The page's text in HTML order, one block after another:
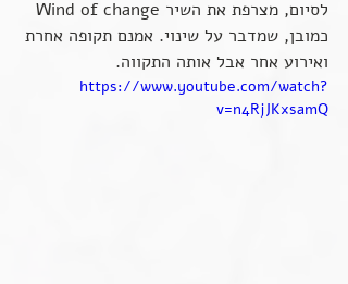
כמובן, שמדבר על שינוי. אמנם תקופה אחרת
ואירוע אחר אבל אותה התקווה.
https://www.youtube.com/watch?
v=n4RjJKxsamQ